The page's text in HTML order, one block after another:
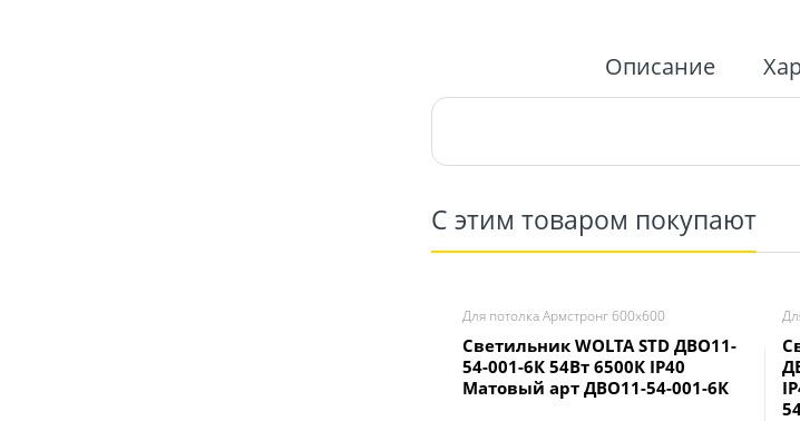
Описание
С этим товаром покупают
Для потолка Армстронг 600х600
Светильник WOLTA STD ДВО11-
54-001-6К 54Вт 6500К IP40
Матовый арт ДВО11-54-001-6К